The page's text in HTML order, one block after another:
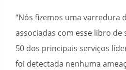
“Nós fizemos uma varredura
associadas com esse libro
50 dos principais serviços
foi detectada nenhuma